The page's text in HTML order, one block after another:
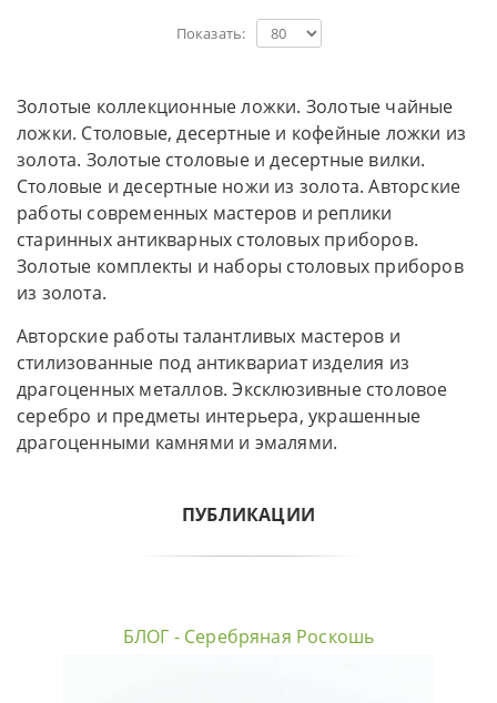
Показать:
Золотые коллекционные ложки. Золотые чайные
ложки. Столовые, десертные и кофейные ложки из
золота. Золотые столовые и десертные вилки.
Столовые и десертные ножи из золота. Авторские
работы современных мастеров и реплики
старинных антикварных столовых приборов.
Золотые комплекты и наборы столовых приборов
из золота.
Авторские работы талантливых мастеров и
стилизованные под антиквариат изделия из
драгоценных металлов. Эксклюзивные столовое
серебро и предметы интерьера, украшенные
драгоценными камнями и эмалями.
ПУБЛИКАЦИИ
БЛОГ - Серебряная Роскошь